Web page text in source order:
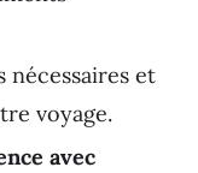
nécessaires et
voyage.
avec